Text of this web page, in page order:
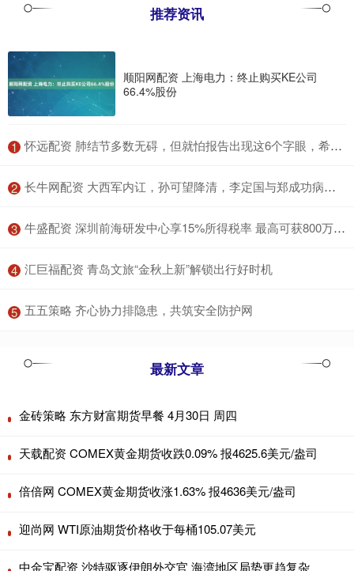
推荐资讯
顺阳网配资 上海电力：终止购买KE公司
66.4%股份
1 ​怀远配资 肺结节多数无碍，但就怕报告出现这6个字眼，希望你一个都碰不到
2 ​长牛网配资 大西军内讧，孙可望降清，李定国与郑成功病死，大明复兴无望
3 ​牛盛配资 深圳前海研发中心享15%所得税率 最高可获800万研发准备金
4 ​汇巨福配资 青岛文旅“金秋上新”解锁出行好时机
5 ​五五策略 齐心协力排隐患，共筑安全防护网
最新文章
金砖策略 东方财富期货早餐 4月30日 周四
天载配资 COMEX黄金期货收跌0.09% 报4625.6美元/盎司
倍倍网 COMEX黄金期货收涨1.63% 报4636美元/盎司
迎尚网 WTI原油期货价格收于每桶105.07美元
中金宝配资 沙特驱逐伊朗外交官 海湾地区局势更趋复杂